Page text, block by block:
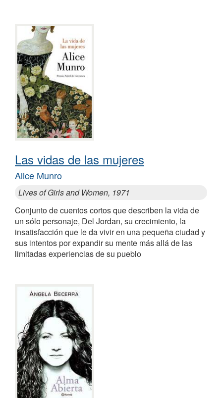
Las vidas de las mujeres
Alice Munro
Lives of Girls and Women, 1971
Conjunto de cuentos cortos que describen la vida de
un sólo personaje, Del Jordan, su crecimiento, la
insatisfacción que le da vivir en una pequeña ciudad y
sus intentos por expandir su mente más allá de las
limitadas experiencias de su pueblo